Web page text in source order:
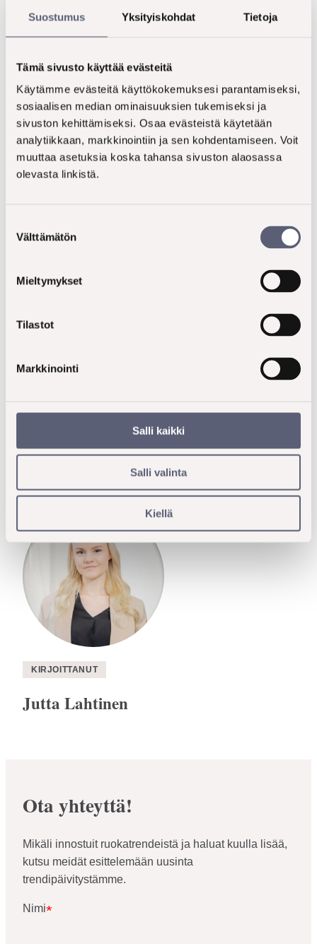
Suostumus Yksityiskohdat Tietoja
Tämä sivusto käyttää evästeitä
Käytämme evästeitä käyttökokemuksesi parantamiseksi,
sosiaalisen median ominaisuuksien tukemiseksi ja
sivuston kehittämiseksi. Osaa evästeistä käytetään
analytiikkaan, markkinointiin ja sen kohdentamiseen. Voit
muuttaa asetuksia koska tahansa sivuston alaosassa
olevasta linkistä.
valinta
Välttämätön
Mieltymykset
Tilastot
Markkinointi
Salli kaikki
Salli valinta
Kiellä
trendikatsaukseen
Mikäli haluat kuulla näistä ja lukuisista muista
trendien uusista ilmenemismuodoista lisää, kutsu
meidät esittelemään tuoreinta
trendipäivitystämme.Trendikatsauksessamme
keskitytään siihen, miten megatrendit ja ruokatrendit
Kattava trendikatsaus opettaa koko organisaatiota
tarjoaa siihen helposti sovellettavan viitekehyksen. Se
inspiroiden luovaa ajattelua ja konseptien
Ota yhteyttä, niin kerron lisää!
KIRJOITTANUT
Jutta Lahtinen
Ota yhteyttä!
Mikäli innostuit ruokatrendeistä ja haluat kuulla lisää,
kutsu meidät esittelemään uusinta
trendipäivitystämme.
"*"
Nimi*
Nimi*